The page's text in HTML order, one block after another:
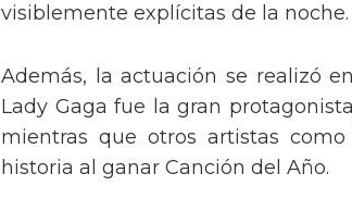
visiblemente explícitas de la noche.
Además, la actuación se realizó
Lady Gaga fue la gran
mientras que otros artistas
historia al ganar Canción del Año.